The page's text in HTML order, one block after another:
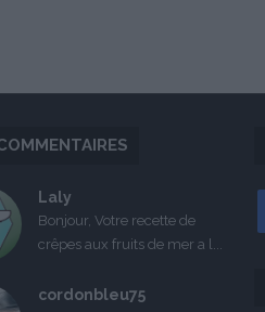
Laly
Bonjour, Votre recette de
crêpes aux fruits de mer a l...
cordonbleu75